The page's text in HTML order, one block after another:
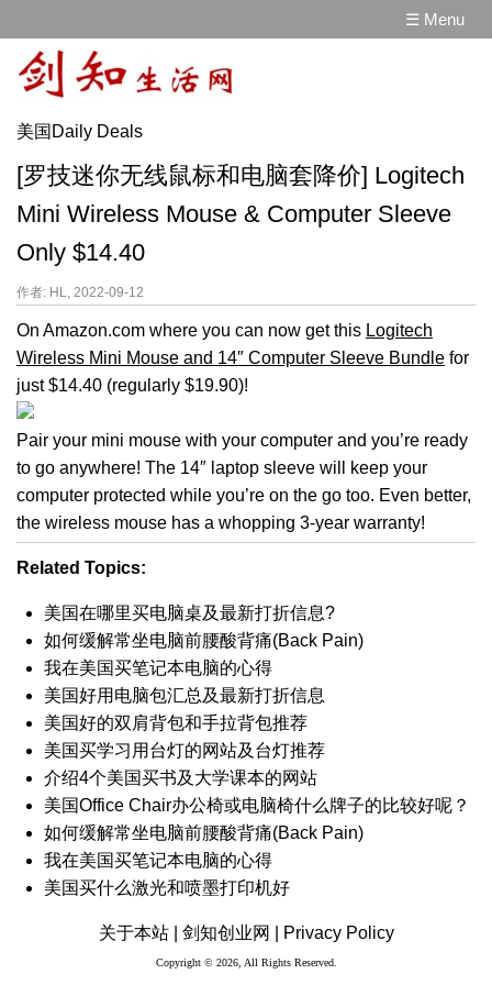
☰ Menu
美国Daily Deals
[罗技迷你无线鼠标和电脑套降价] Logitech
Mini Wireless Mouse & Computer Sleeve
Only $14.40
作者: HL, 2022-09-12
On Amazon.com where you can now get this Logitech
Wireless Mini Mouse and 14″ Computer Sleeve Bundle for
just $14.40 (regularly $19.90)!
Pair your mini mouse with your computer and you’re ready
to go anywhere! The 14″ laptop sleeve will keep your
computer protected while you’re on the go too. Even better,
the wireless mouse has a whopping 3-year warranty!
Related Topics:
美国在哪里买电脑桌及最新打折信息?
如何缓解常坐电脑前腰酸背痛(Back Pain)
我在美国买笔记本电脑的心得
美国好用电脑包汇总及最新打折信息
美国好的双肩背包和手拉背包推荐
美国买学习用台灯的网站及台灯推荐
介绍4个美国买书及大学课本的网站
美国Office Chair办公椅或电脑椅什么牌子的比较好呢？
如何缓解常坐电脑前腰酸背痛(Back Pain)
我在美国买笔记本电脑的心得
美国买什么激光和喷墨打印机好
关于本站 | 剑知创业网 | Privacy Policy
Copyright © 2026, All Rights Reserved.